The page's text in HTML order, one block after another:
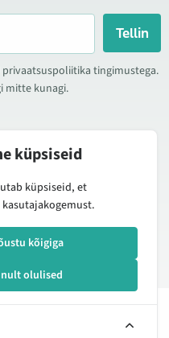
Tellin
tingimustega.
mitte kunagi.
uute toodete ning
tooteülevaateid.
küpsiseid
küpsiseid, et
kõigiga
olulised